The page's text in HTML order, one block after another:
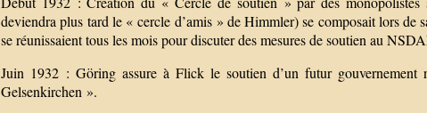
deviendra plus tard le « cercle d’amis » de Himmler) se composait lors de
se réunissaient tous les mois pour discuter des mesures de soutien au
Juin 1932 : Göring assure à Flick le soutien d’un futur
Gelsenkirchen ».